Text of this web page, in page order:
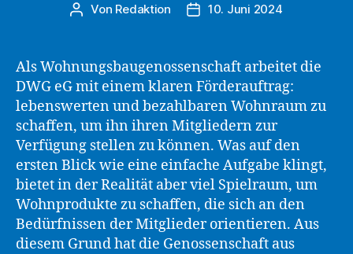
Beitragsautor
Von Redaktion Beitragsdatum
10. Juni 2024
Als Wohnungsbaugenossenschaft arbeitet die
DWG eG mit einem klaren Förderauftrag:
lebenswerten und bezahlbaren Wohnraum zu
schaffen, um ihn ihren Mitgliedern zur
Verfügung stellen zu können. Was auf den
ersten Blick wie eine einfache Aufgabe klingt,
bietet in der Realität aber viel Spielraum, um
Wohnprodukte zu schaffen, die sich an den
Bedürfnissen der Mitglieder orientieren. Aus
diesem Grund hat die Genossenschaft aus